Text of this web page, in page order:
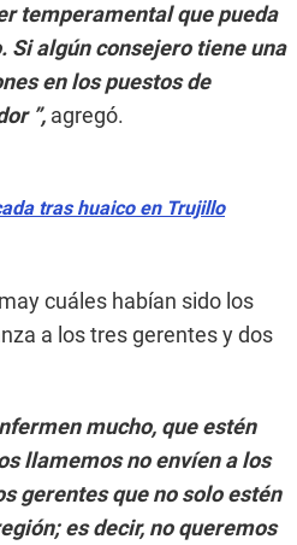
temperamental que pueda
Si algún consejero tiene una
en los puestos de
”, agregó.
tras huaico en Trujillo
cuáles habían sido los
a los tres gerentes y dos
mucho, que estén
llamemos no envíen a los
gerentes que no solo estén
es decir, no queremos